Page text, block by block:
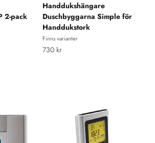
2-pack
Handdukshängare
Duschbyggarna Simple för
Handdukstork
Finns varianter
REA-pris
730 kr